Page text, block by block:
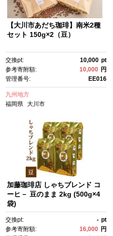
【大川市あだち珈琲】南米2種
セット 150g×2（豆）
交換pt: 10,000 pt
参考寄附額:
10,000 円
管理番号:
EE016
九州地方
福岡県 大川市
加藤珈琲店 しゃちブレンド コ
ーヒ－ 豆のまま 2kg (500g×4
袋)
交換pt: - pt
参考寄附額:
16,000 円